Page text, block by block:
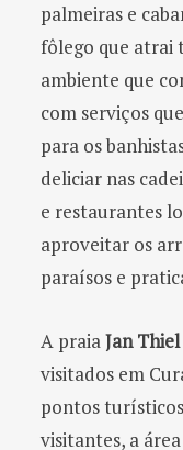
palmeiras e
fôlego que atrai
ambiente que
com serviços
para os
deliciar nas
e restaurantes
aproveitar os
paraísos e
A praiaJan
visitados em
pontos
visitantes, a